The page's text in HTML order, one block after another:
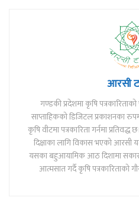
आरसी
गण्डकी प्रदेशमा कृषि
साप्ताहिकको डिजिटल प्रकाशनका
कृषि वीटमा पत्रकारिता गर्नमा प्रतिवद्ध
दिक्षाका लागि विकास भएको आरसी
यसका बहुआयामिक आठ दिशामा
आत्मसात गर्दै कृषि पत्रकारिताको